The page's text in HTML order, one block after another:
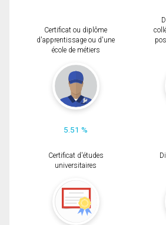
Certificat ou diplôme
d'apprentissage ou d'une
école de métiers
5.51 %
Certificat d'études
universitaires